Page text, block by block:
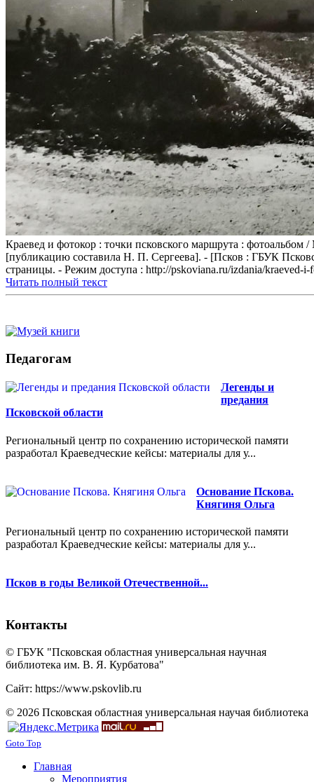
Краевед и фотокор : точки псковского маршрута :
[публикацию составила Н. П. Сергеева]. - [Псков : ГБУК
страницы. - Режим доступа : http://pskoviana.ru/izdania/kraeved-i-
Читать полный текст
Педагогам
Легенды и
предания
Псковской области
Региональный центр по сохранению исторической памяти
разработал Краеведческие кейсы: материалы для у...
Основание Пскова.
Княгиня Ольга
Региональный центр по сохранению исторической памяти
разработал Краеведческие кейсы: материалы для у...
Псков в годы Великой Отечественной...
Контакты
© ГБУК "Псковская областная универсальная научная
библиотека им. В. Я. Курбатова"
Сайт: https://www.pskovlib.ru
© 2026 Псковская областная универсальная научая библиотека
Goto Top
Главная
Мероприятия